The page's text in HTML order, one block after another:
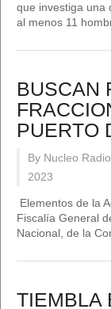
que investiga una
al menos 11
BUSCAN
PUERTO
By Nucleo
2023
Elementos de la
Fiscalía General
Nacional, de la
TIEMBLA